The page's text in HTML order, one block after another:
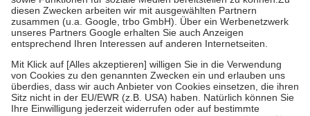
Zuzahlung zehn Prozent der Kosten sowie zehn Euro je
Verordnung.
Um das Engagement der Versicherten für ihre eigene Gesundheit zu
stärken und die besondere Stellung der Familie zu unterstützen,
fallenkeine Zuzahlungenan bei:
• Kindern und Jugendlichen bis zum vollendeten 18. Lebensjahr
mit Ausnahme der Fahrkosten
• Untersuchungen zur Vorsorge und Früherkennung, die von der